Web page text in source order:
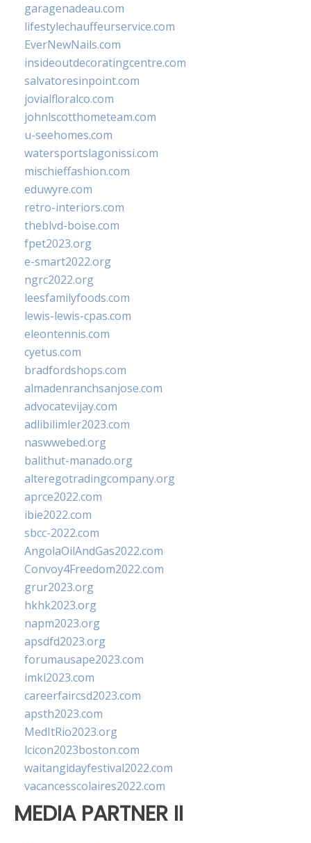
garagenadeau.com
lifestylechauffeurservice.com
EverNewNails.com
insideoutdecoratingcentre.com
salvatoresinpoint.com
jovialfloralco.com
johnlscotthometeam.com
u-seehomes.com
watersportslagonissi.com
mischieffashion.com
eduwyre.com
retro-interiors.com
theblvd-boise.com
fpet2023.org
e-smart2022.org
ngrc2022.org
leesfamilyfoods.com
lewis-lewis-cpas.com
eleontennis.com
cyetus.com
bradfordshops.com
almadenranchsanjose.com
advocatevijay.com
adlibilimler2023.com
naswwebed.org
balithut-manado.org
alteregotradingcompany.org
aprce2022.com
ibie2022.com
sbcc-2022.com
AngolaOilAndGas2022.com
Convoy4Freedom2022.com
grur2023.org
hkhk2023.org
napm2023.org
apsdfd2023.org
forumausape2023.com
imkl2023.com
careerfaircsd2023.com
apsth2023.com
MedItRio2023.org
lcicon2023boston.com
waitangidayfestival2022.com
vacancesscolaires2022.com
MEDIA PARTNER II